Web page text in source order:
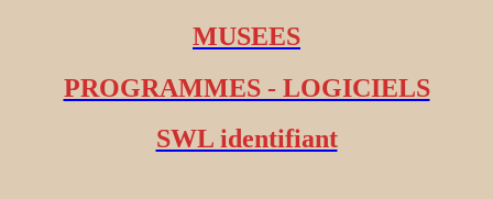
MUSEES
PROGRAMMES - LOGICIELS
SWL identifiant